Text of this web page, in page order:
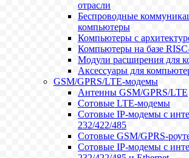
отрасли
Беспроводные
компьютеры
Компьютеры с
Компьютеры на базе
Модули расширения для
Аксессуары для
GSM/GPRS/LTE-модемы
Антенны GSM/GPRS/LTE
Сотовые LTE-модемы
Сотовые IP-модемы с
232/422/485
Сотовые GSM/GPRS-
Сотовые IP-модемы с